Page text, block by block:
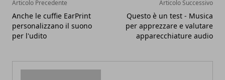
Articolo Precedente
Anche le cuffie EarPrint
personalizzano il suono
per l'udito
Articolo Successivo
Questo è un test - Musica
per apprezzare e valutare
apparecchiature audio